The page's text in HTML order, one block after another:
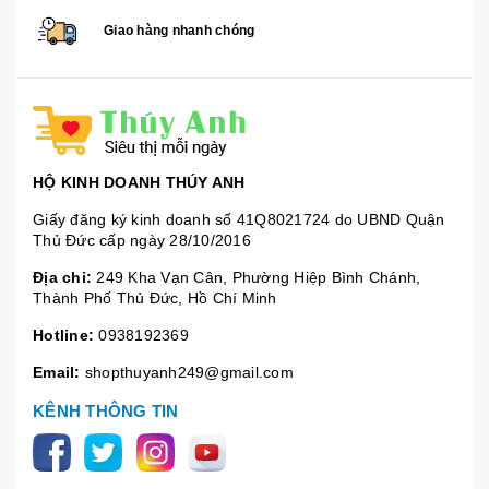
Giao hàng nhanh chóng
HỘ KINH DOANH THÚY ANH
Giấy đăng ký kinh doanh số 41Q8021724 do UBND Quận
Thủ Đức cấp ngày 28/10/2016
Địa chỉ: 249 Kha Vạn Cân, Phường Hiệp Bình Chánh,
Thành Phố Thủ Đức, Hồ Chí Minh
Hotline: 0938192369
Email: shopthuyanh249@gmail.com
KÊNH THÔNG TIN